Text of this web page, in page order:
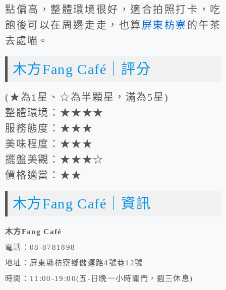
點偏高，整體環境很好，適合拍照打卡，吃
飽後可以在周邊走走，也算 屏東枋寮 的午茶
去處喵。
木方Fang Café｜評分
(★為1星、☆為半顆星，滿為5星)
整體環境：★★★★
服務態度：★★★
美味程度：★★★
擺盤美觀：★★★☆
價格適當：★★
木方Fang Café｜資訊
木方Fang Café
電話：08-8781898
地址：屏東縣枋寮鄉儲運路4號巷12號
時間：11:00-19:00(五-日晚一小時關門，週三休息)